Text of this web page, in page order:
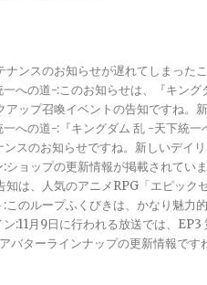
ナンスのお知らせが遅れてしまった
一への道-:このお知らせは、『キン
アップ召喚イベントの告知ですね
一への道-:『キングダム 乱 -天下統
ンスのお知らせですね。新しいデイ
:ショップの更新情報が掲載されて
知は、人気のアニメRPG「エピッ
:このループふくびきは、かなり魅
ン:11月9日に行われる放送では、
バターラインナップの更新情報で